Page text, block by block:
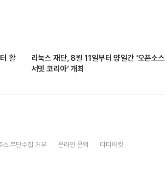
활
리눅스 재단, 8월 11일부터 양일간 ‘오픈소스
서밋 코리아’ 개최
소 무단수집 거부 온라인 문의 미디어킷